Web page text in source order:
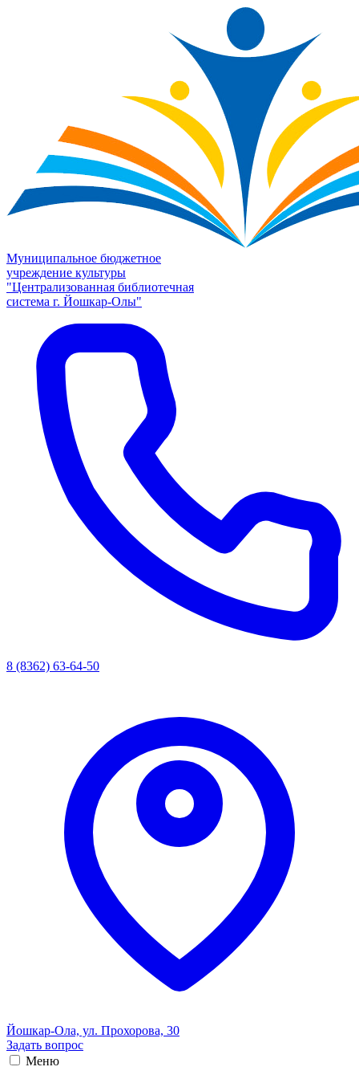
Муниципальное бюджетное
учреждение культуры
"Централизованная библиотечная
система г. Йошкар-Олы"
8 (8362) 63-64-50
Йошкар-Ола, ул. Прохорова, 30
Задать вопрос
Меню